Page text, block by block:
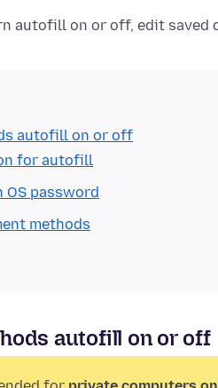
autofill on or off, edit saved
autofill on or off
for autofill
OS password
methods
autofill on or off